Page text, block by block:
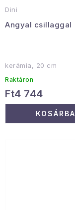
Dini
Angyal csillaggal
kerámia, 20 cm
Raktáron
Ft4 744
KOSÁRBA